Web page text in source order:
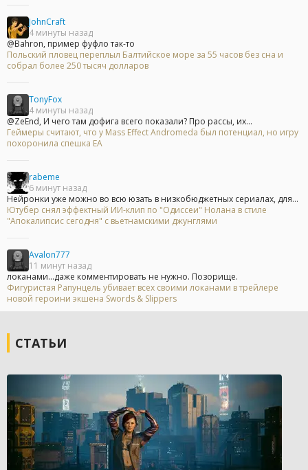
JohnCraft
4 минуты назад
@Bahron, пример фуфло так-то
Польский пловец переплыл Балтийское море за 55 часов без сна и
собрал более 250 тысяч долларов
TonyFox
4 минуты назад
@ZeEnd, И чего там дофига всего показали? Про рассы, их...
Геймеры считают, что у Mass Effect Andromeda был потенциал, но игру
похоронила спешка EA
rabeme
6 минут назад
Нейронки уже можно во всю юзать в низкобюджетных сериалах, для...
Ютубер снял эффектный ИИ-клип по "Одиссеи" Нолана в стиле
"Апокалипсис сегодня" с вьетнамскими джунглями
Avalon777
11 минут назад
локанами...даже комментировать не нужно. Позорище.
Фигуристая Рапунцель убивает всех своими локанами в трейлере
новой героини экшена Swords & Slippers
СТАТЬИ